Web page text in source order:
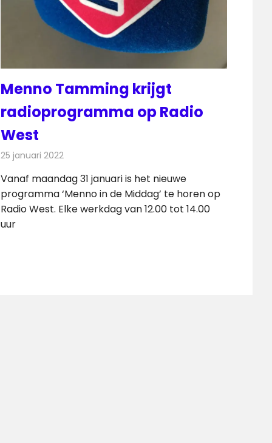
Menno Tamming krijgt
radioprogramma op Radio
West
25 januari 2022Redactie
Radionieuws
Vanaf maandag 31 januari is het nieuwe
programma ‘Menno in de Middag’ te horen op
Radio West. Elke werkdag van 12.00 tot 14.00
uur